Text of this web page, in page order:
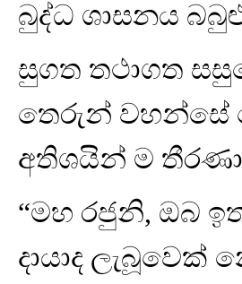
බුද්ධ ශාසනය
සුගත තථාගත
තෙරුන් වහන්සේ
අතිශයින් ම
“මහ රජුනි, ඔබ
දායාද